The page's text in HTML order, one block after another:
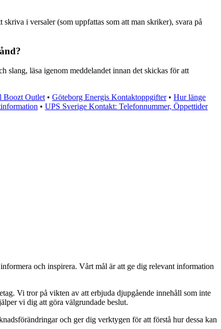
i versaler (som uppfattas som att man skriker), svara på
läsa igenom meddelandet innan det skickas för att
Boozt Outlet • Göteborg Energis Kontaktoppgifter• Hur länge
• UPS Sverige Kontakt: Telefonnummer, Öppettider
och inspirera. Vårt mål är att ge dig relevant information
Vi tror på vikten av att erbjuda djupgående innehåll som inte
vi dig att göra välgrundade beslut.
och ger dig verktygen för att förstå hur dessa kan